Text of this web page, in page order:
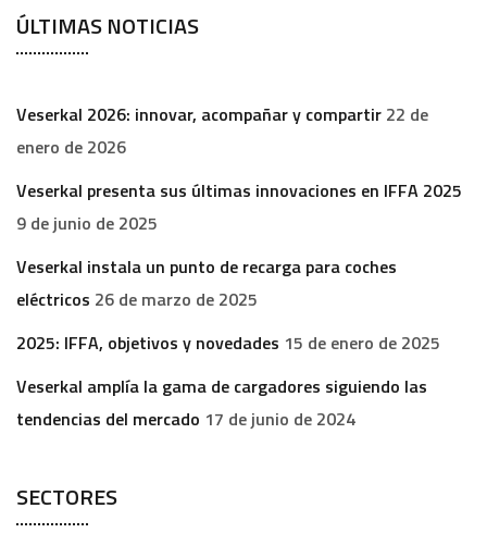
ÚLTIMAS NOTICIAS
Veserkal 2026: innovar, acompañar y compartir 22 de
enero de 2026
Veserkal presenta sus últimas innovaciones en IFFA 2025
9 de junio de 2025
Veserkal instala un punto de recarga para coches
eléctricos 26 de marzo de 2025
2025: IFFA, objetivos y novedades 15 de enero de 2025
Veserkal amplía la gama de cargadores siguiendo las
tendencias del mercado 17 de junio de 2024
SECTORES